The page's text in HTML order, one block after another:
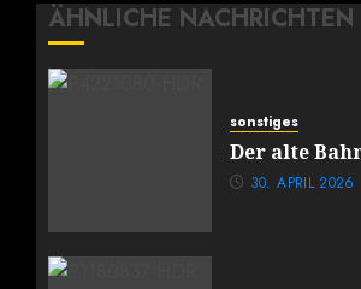
ÄHNLICHE NACHRICHTEN
sonstiges
Der alte
30. APRIL 2026